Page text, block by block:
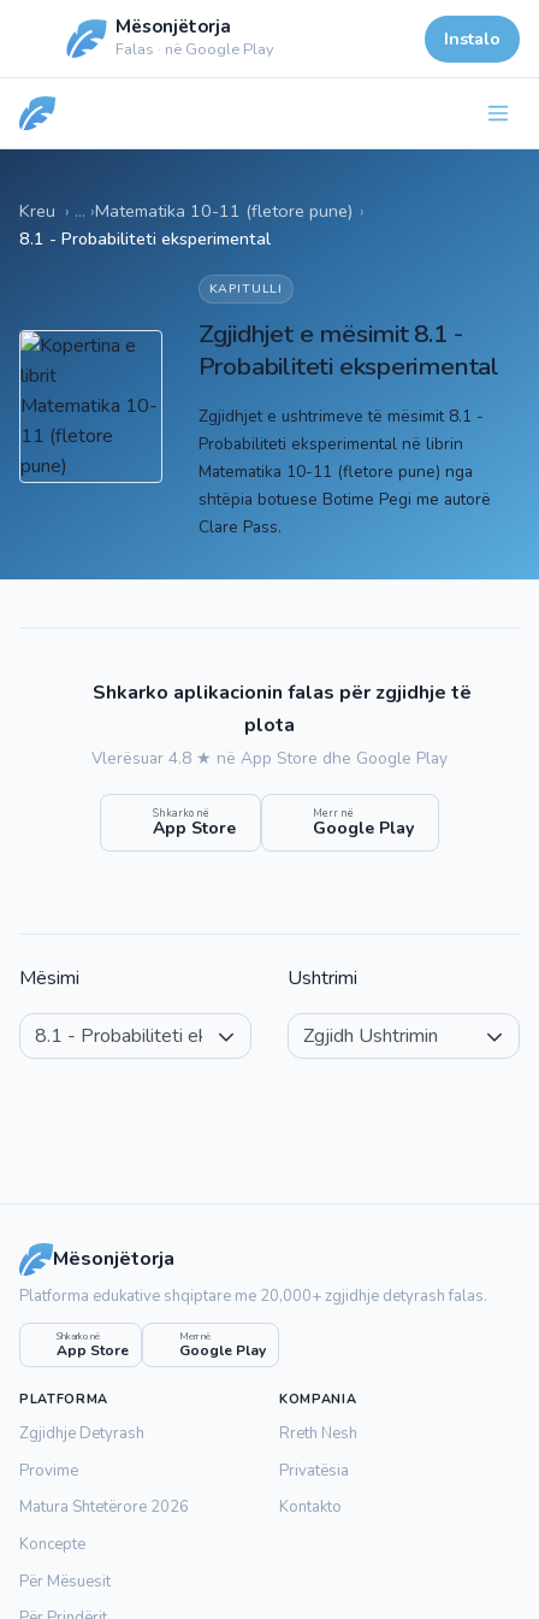
Mësonjëtorja
Falas · në Google Play Instalo
Kreu Matematika 10-11 (fletore pune) ›
8.1 - Probabiliteti eksperimental
KAPITULLI
Zgjidhjet e mësimit 8.1 -
Probabiliteti eksperimental
Zgjidhjet e ushtrimeve të mësimit 8.1 -
Probabiliteti eksperimental në librin
Matematika 10-11 (fletore pune) nga
shtëpia botuese Botime Pegi me autorë
Clare Pass.
Shkarko aplikacionin falas për zgjidhje të
plota
Vlerësuar 4.8 ★ në App Store dhe Google Play
Shkarko në
App Store
Merr në
Google Play
Mësimi Ushtrimi
Mësonjëtorja
Platforma edukative shqiptare me 20,000+ zgjidhje detyrash falas.
Shkarko në
App Store
Merr në
Google Play
PLATFORMA
Zgjidhje Detyrash
Provime
Matura Shtetërore 2026
Koncepte
Për Mësuesit
KOMPANIA
Rreth Nesh
Privatësia
Kontakto